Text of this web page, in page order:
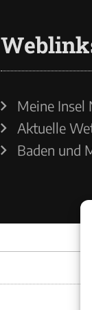
Meine Insel
Aktuelle
Baden und